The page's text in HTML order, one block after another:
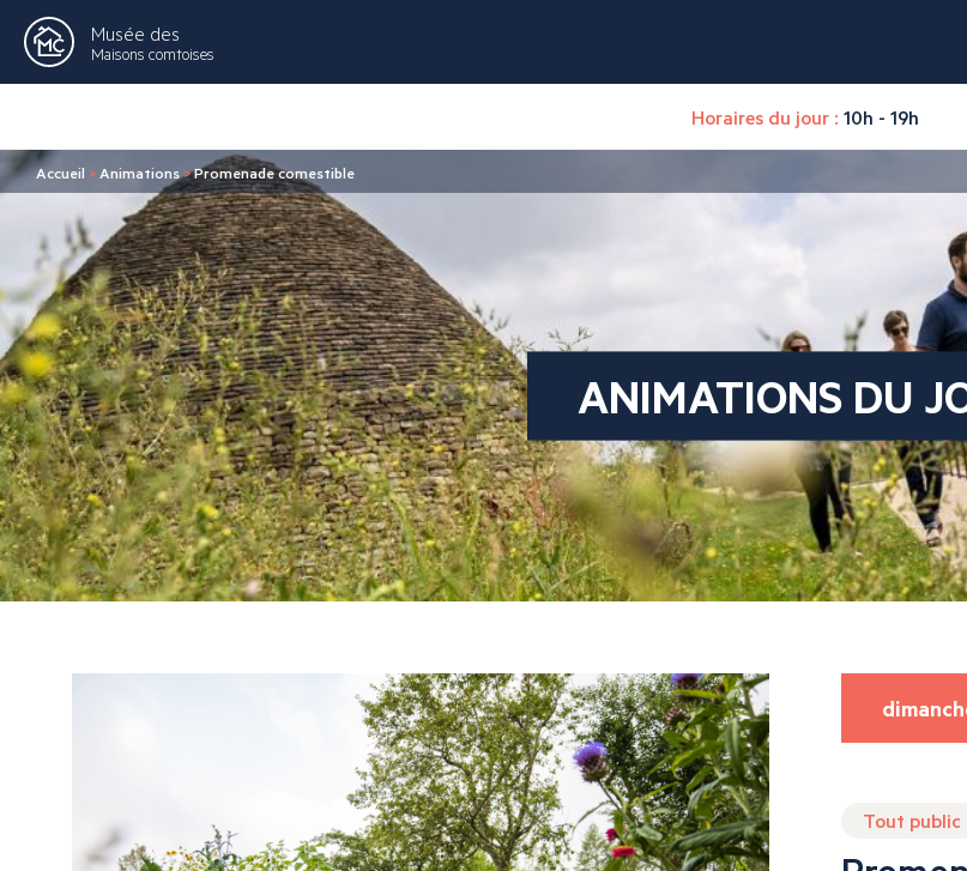
Musée des
Maisons comtoises
Horaires du jour : 10h - 19h
Accueil > Animations>Promenade comestible
ANIMATIONS DU
Tout public